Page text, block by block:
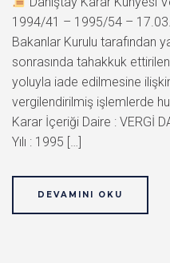
1994/41 – 1995/54 –
Bakanlar Kurulu tarafından
sonrasında tahakkuk
yoluyla iade edilmesine
vergilendirilmiş işlemlerde
Karar İçeriği Daire : VERGİ
Yılı : 1995 […]
DEVAMINI OKU